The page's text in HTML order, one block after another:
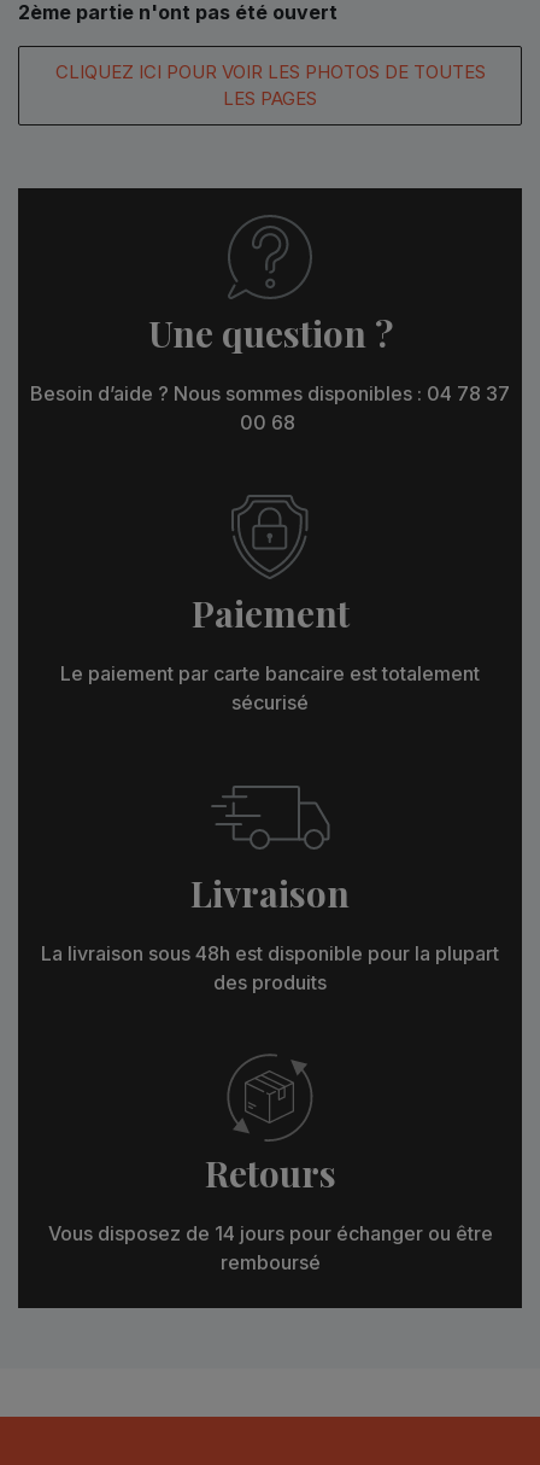
2ème partie n'ont pas été ouvert
CLIQUEZ ICI POUR VOIR LES PHOTOS DE TOUTES
LES PAGES
Une question ?
Besoin d’aide ? Nous sommes disponibles : 04 78 37
00 68
Paiement
Le paiement par carte bancaire est totalement
sécurisé
Livraison
La livraison sous 48h est disponible pour la plupart
des produits
Retours
Vous disposez de 14 jours pour échanger ou être
remboursé